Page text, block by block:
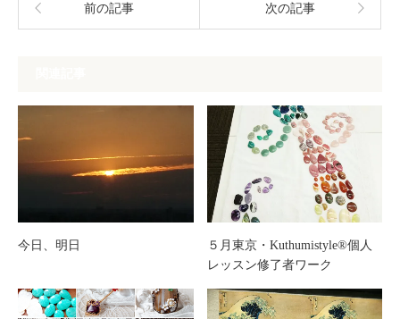
前の記事 次の記事
今日、明日
５月東京・Kuthumistyle®個人
レッスン修了者ワーク